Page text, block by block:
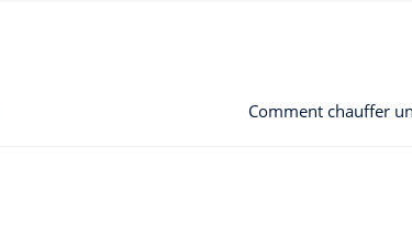
Comment chauffer